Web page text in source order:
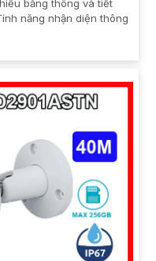
băng thông và tiết
năng nhận diện thông